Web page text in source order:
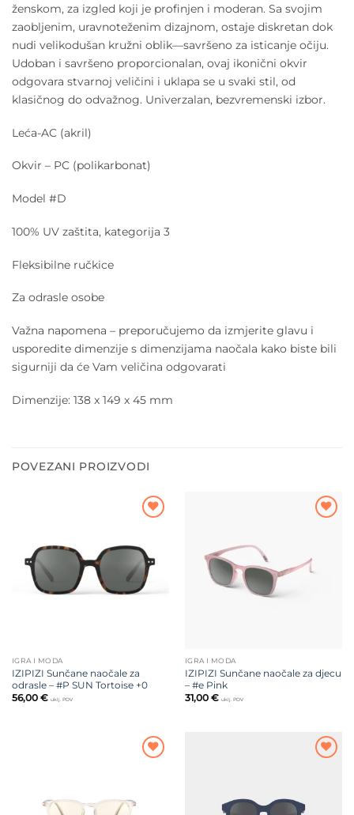
ženskom, za izgled koji je profinjen i moderan. Sa svojim
zaobljenim, uravnoteženim dizajnom, ostaje diskretan dok
nudi velikodušan kružni oblik—savršeno za isticanje očiju.
Udoban i savršeno proporcionalan, ovaj ikonični okvir
odgovara stvarnoj veličini i uklapa se u svaki stil, od
klasičnog do odvažnog. Univerzalan, bezvremenski izbor.
Leća-AC (akril)
Okvir – PC (polikarbonat)
Model #D
100% UV zaštita, kategorija 3
Fleksibilne ručkice
Za odrasle osobe
Važna napomena – preporučujemo da izmjerite glavu i
usporedite dimenzije s dimenzijama naočala kako biste bili
sigurniji da će Vam veličina odgovarati
Dimenzije: 138 x 149 x 45 mm
POVEZANI PROIZVODI
želja
IGRA I MODA
IZIPIZI Sunčane naočale za
odrasle – #P SUN Tortoise +0
56,00 € uklj. PDV
IGRA I MODA
IZIPIZI Sunčane naočale za djecu
– #e Pink
31,00 € uklj. PDV